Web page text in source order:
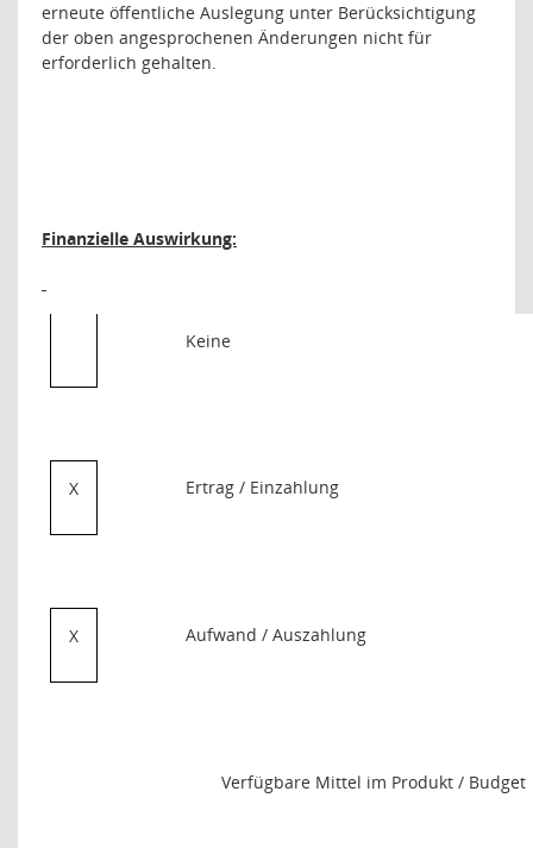
erneute öffentliche Auslegung unter Berücksichtigung
der oben angesprochenen Änderungen nicht für
erforderlich gehalten.
Finanzielle Auswirkung:
Keine
X Ertrag / Einzahlung
X Aufwand / Auszahlung
Verfügbare Mittel im Produkt / Budget